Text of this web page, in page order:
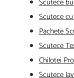
Scutece
Pachete
Scutece
Chilotei
Scutece